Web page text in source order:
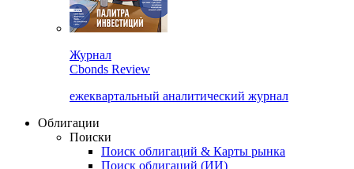
Cbonds Review
ежеквартальный аналитический журнал